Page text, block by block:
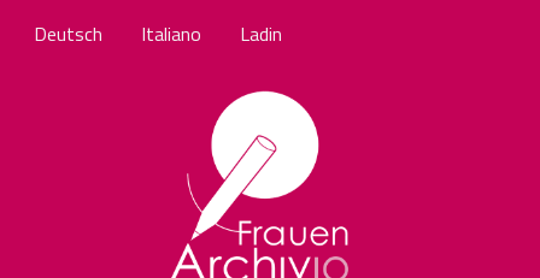
Deutsch Italiano Ladin